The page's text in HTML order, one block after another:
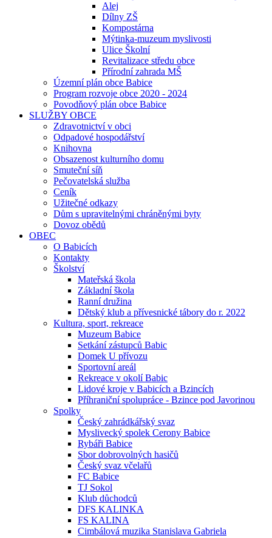
Alej
Dílny ZŠ
Kompostárna
Mýtinka-muzeum myslivosti
Ulice Školní
Revitalizace středu obce
Přírodní zahrada MŠ
Územní plán obce Babice
Program rozvoje obce 2020 - 2024
Povodňový plán obce Babice
SLUŽBY OBCE
Zdravotnictví v obci
Odpadové hospodářství
Knihovna
Obsazenost kulturního domu
Smuteční síň
Pečovatelská služba
Ceník
Užitečné odkazy
Dům s upravitelnými chráněnými byty
Dovoz obědů
OBEC
O Babicích
Kontakty
Školství
Mateřská škola
Základní škola
Ranní družina
Dětský klub a přívesnické tábory do r. 2022
Kultura, sport, rekreace
Muzeum Babice
Setkání zástupců Babic
Domek U přívozu
Sportovní areál
Rekreace v okolí Babic
Lidové kroje v Babicích a Bzincích
Příhraniční spolupráce - Bzince pod Javorinou
Spolky
Český zahrádkářský svaz
Myslivecký spolek Cerony Babice
Rybáři Babice
Sbor dobrovolných hasičů
Český svaz včelařů
FC Babice
TJ Sokol
Klub důchodců
DFS KALINKA
FS KALINA
Cimbálová muzika Stanislava Gabriela